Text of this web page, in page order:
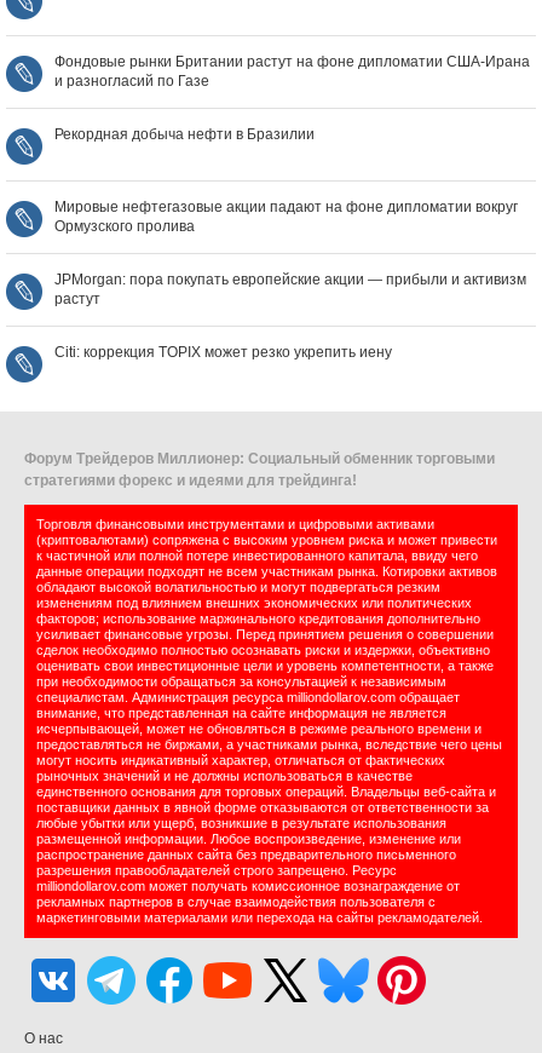
Фондовые рынки Британии растут на фоне дипломатии США‑Ирана
и разногласий по Газе
Рекордная добыча нефти в Бразилии
Мировые нефтегазовые акции падают на фоне дипломатии вокруг
Ормузского пролива
JPMorgan: пора покупать европейские акции — прибыли и активизм
растут
Citi: коррекция TOPIX может резко укрепить иену
Форум Трейдеров Миллионер: Социальный обменник торговыми
стратегиями форекс и идеями для трейдинга!
Торговля финансовыми инструментами и цифровыми активами
(криптовалютами) сопряжена с высоким уровнем риска и может привести
к частичной или полной потере инвестированного капитала, ввиду чего
данные операции подходят не всем участникам рынка. Котировки активов
обладают высокой волатильностью и могут подвергаться резким
изменениям под влиянием внешних экономических или политических
факторов; использование маржинального кредитования дополнительно
усиливает финансовые угрозы. Перед принятием решения о совершении
сделок необходимо полностью осознавать риски и издержки, объективно
оценивать свои инвестиционные цели и уровень компетентности, а также
при необходимости обращаться за консультацией к независимым
специалистам. Администрация ресурса milliondollarov.com обращает
внимание, что представленная на сайте информация не является
исчерпывающей, может не обновляться в режиме реального времени и
предоставляться не биржами, а участниками рынка, вследствие чего цены
могут носить индикативный характер, отличаться от фактических
рыночных значений и не должны использоваться в качестве
единственного основания для торговых операций. Владельцы веб-сайта и
поставщики данных в явной форме отказываются от ответственности за
любые убытки или ущерб, возникшие в результате использования
размещенной информации. Любое воспроизведение, изменение или
распространение данных сайта без предварительного письменного
разрешения правообладателей строго запрещено. Ресурс
milliondollarov.com может получать комиссионное вознаграждение от
рекламных партнеров в случае взаимодействия пользователя с
маркетинговыми материалами или перехода на сайты рекламодателей.
О нас